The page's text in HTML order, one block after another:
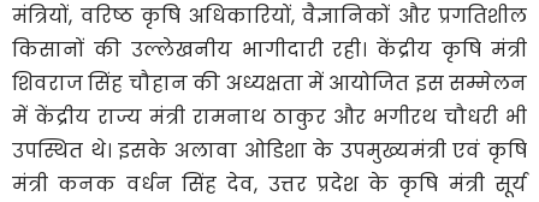
मंत्रियों, वरिष्ठ कृषि अधिकारियों, वैज्ञानिकों और प्रगतिशील
किसानों की उल्लेखनीय भागीदारी रही। केंद्रीय कृषि मंत्री
शिवराज सिंह चौहान की अध्यक्षता में आयोजित इस सम्मेलन
में केंद्रीय राज्य मंत्री रामनाथ ठाकुर और भगीरथ चौधरी भी
उपस्थित थे। इसके अलावा ओडिशा के उपमुख्यमंत्री एवं कृषि
मंत्री कनक वर्धन सिंह देव, उत्तर प्रदेश के कृषि मंत्री सूर्य